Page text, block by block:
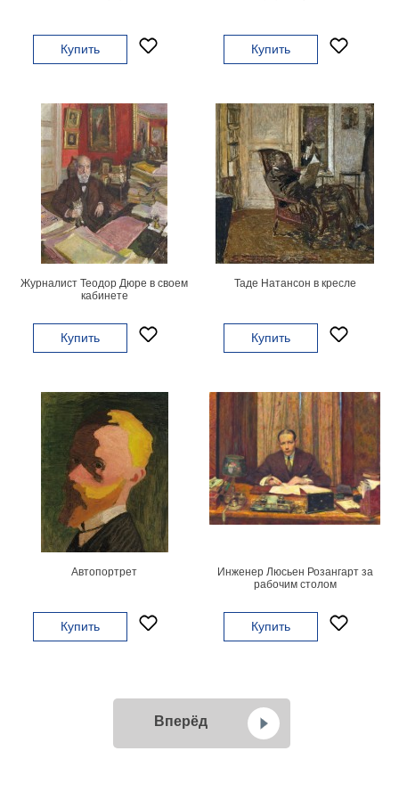
Купить Купить
Журналист Теодор Дюре в своем
кабинете
Купить
Таде Натансон в кресле
Купить
Автопортрет
Купить
Инженер Люсьен Розангарт за
рабочим столом
Купить
Вперёд